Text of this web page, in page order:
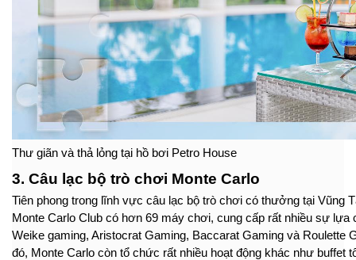
Thư giãn và thả lỏng tại hồ bơi Petro House
3. Câu lạc bộ trò chơi Monte Carlo
Tiên phong trong lĩnh vực câu lạc bộ trò chơi có thưởng tại Vũng
Monte Carlo Club có hơn 69 máy chơi, cung cấp rất nhiều sự lựa
Weike gaming, Aristocrat Gaming, Baccarat Gaming và Roulette
đó, Monte Carlo còn tổ chức rất nhiều hoạt động khác như buffet